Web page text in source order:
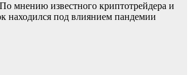
мнению известного криптотрейдера и
находился под влиянием пандемии